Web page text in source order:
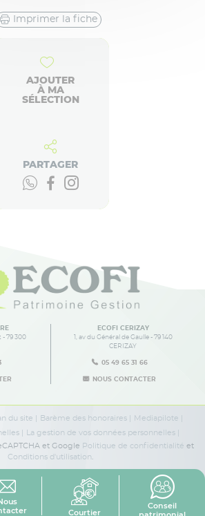
Imprimer la fiche
AJOUTER
À MA
SÉLECTION
PARTAGER
Courtier
Conseil
- 79 300
ECOFI CERIZAY
1, av du Général de Gaulle - 79 140
CERIZAY
05 49 65 31 66
NOUS CONTACTER
du site Barème des honoraires
Mediapilote
La gestion de vos données personnelles
et Google Politique de confidentialité et
Conditions d'utilisation